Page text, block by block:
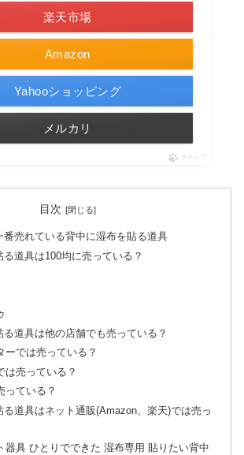
Amazon
楽天市場
Yahooショッピング
メルカリ
ポチップ
目次
番売れている背中に湿布を貼る道具
道具は100均に売っている？
る道具は他の店舗でも売っている？
ーでは売っている？
は売っている？
っている？
る道具はネット通販(Amazon、楽天)では売っ
器具 ひとりでできた 湿布専用 貼りたい背中